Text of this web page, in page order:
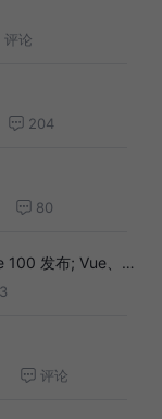
评论
204
80
发布; Vue、
3
评论